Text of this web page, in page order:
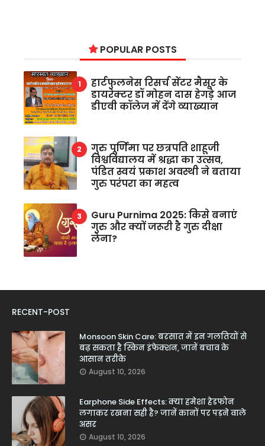
POPULAR POSTS
हार्टफुलनेस रिसर्च सेंटर मैसूर के
डायरेक्टर डॉ मोहन दास हेगड़े आज
डीएवी कॉलेज में देंगे व्याख्यान
गुरु पूर्णिमा पर छत्रपति शाहूजी
विश्वविद्यालय में श्रद्धा का उत्सव,
पंडित स्वयं प्रकाश अवस्थी ने बताया
गुरु परंपरा का महत्व
Guru Purnima 2025: किसे बनाएं
गुरु और क्यों जरूरी है गुरु दीक्षा
लेना?
RECENT-POST
Monsoon Skin Care: बरसात में इन गलतियों से
बढ़ सकता है स्किन इंफेक्शन, जानें बचाव के
आसान तरीके
August 10, 2026
Earphone Side Effects: क्या हमेशा हेडफोन
लगाकर रखना सही है? जानें कानों पर पड़ने वाले
असर
August 10, 2026